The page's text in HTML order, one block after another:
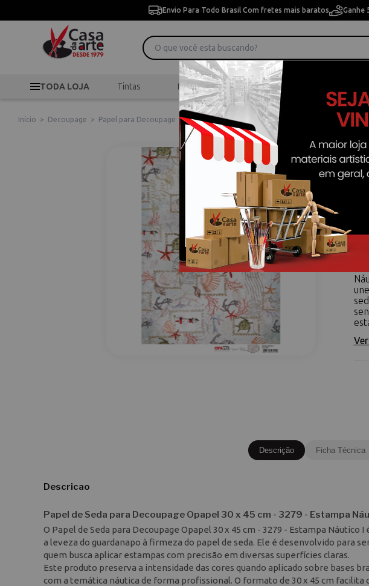
Envio Para Todo Brasil Com fretes mais baratos Ganhe
TODA LOJA Tintas Pincéis Desenho
Início > Decoupage > Papel para Decoupage > Papel de Seda para Decoupage Opapel 30 x 45 cm -
x
Descrição Ficha Técnica
Descricao
Papel de Seda para Decoupage Opapel 30 x 45 cm - 3279 - Estampa
O Papel de Seda para Decoupage Opapel 30 x 45 cm - 3279 - Estampa
a leveza do guardanapo à firmeza do papel de seda. Ele é desenvolvido para
quem busca aplicar estampas com precisão em diversas superfícies claras.
Este produto preserva a intensidade das cores quando aplicado sobre bases
com a temática náutica de forma profissional. O formato de 30 x 45 cm facilita